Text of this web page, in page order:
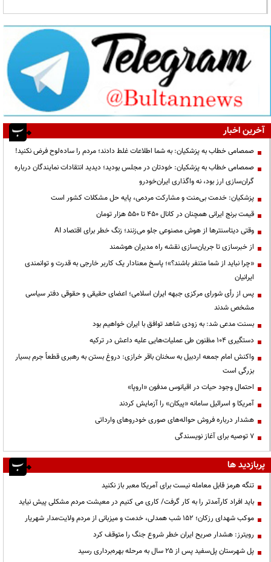
آخرین اخبار
صمصامی خطاب به پزشکیان: به شما اطلاعات غلط دادند؛ مردم را ساده‌لوح فرض نکنید!
صمصامی خطاب به پزشکیان: خودتان در مجلس بودید؛ دیدید انتقادات نمایندگان درباره
گران‌سازی ارز بود، نه واگذاری ایران‌خودرو
پزشکیان: خدمت بی‌منت و مشارکت مردمی، پایه حل مشکلات کشور است
قیمت‌ برنج ایرانی همچنان در کانال ۴۵۰ تا ۵۵۰ هزار تومان
وقتی دیتاسنترها از هوش مصنوعی جلو می‌زنند؛ زنگ خطر برای اقتصاد AI
از خبرسازی تا جریان‌سازی نقشه راه مدیران هوشمند
«چرا نباید از شما متنفر باشند؟»؛ پاسخ معنادار یک کاربر خارجی به قدرت و توانمندی
ایرانیان
پس از رأی شورای مرکزی جبهه ایران اسلامی؛ اعضای حقیقی و حقوقی دفتر سیاسی
مشخص شدند
بسنت مدعی شد: به زودی شاهد توافق با ایران خواهیم بود
دستگیری ۱۰۴ مظنون طی عملیات‌هایی علیه داعش در ترکیه
واکنش امام جمعه اردبیل به سخنان باقر خرازی: دروغ بستن به رهبری قطعاً جرم بسیار
بزرگی است
احتمال وجود حیات در اقیانوس مدفون «اروپا»
آمریکا و اسرائیل سامانه «پیکان» را آزمایش کردند
هشدار درباره فروش حواله‌های صوری خودروهای وارداتی
۷ توصیه برای آغاز نویسندگی
پربازدید ها
تنگه هرمز قابل معامله نیست برای آمریکا معبر باز نکنید
باید افراد کارآمدتر را به کار گرفت/ کاری می کنیم در معیشت مردم مشکلی پیش نیاید
موکب شهدای رزکان؛ ۱۵۲ شب همدلی، خدمت و میزبانی از مردم ولایت‌مدار شهریار
رویترز: هشدار صریح ایران خطر شروع جنگ را متوقف کرد
پل شهرستان پل‌سفید پس از ۲۵ سال به مرحله بهره‌برداری رسید